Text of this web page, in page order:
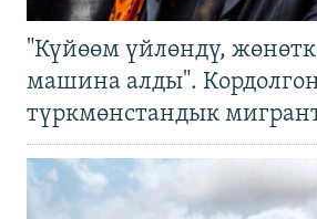
"Күйөөм үйлөндү,
машина алды".
түркмөнстандык